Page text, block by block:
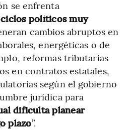
se enfrenta
ciclos políticos muy
cambios abruptos en
energéticas o de
reformas tributarias
en contratos estatales,
según el gobierno
jurídica para
dificulta planear
plazo”.